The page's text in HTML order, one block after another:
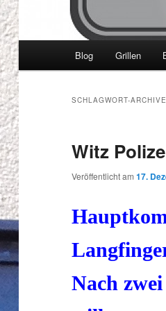
Blog Grillen
SCHLAGWORT-
Witz
Veröffentlicht am 17.
Nach